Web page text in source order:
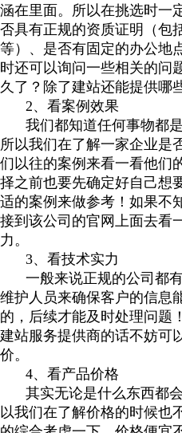
涵在里面。所以在挑选时一
否具有正规的资质证明（包
等）、是否有固定的办公地
时还可以询问一些相关的问
久了？除了建站还能提供哪
2、看案例效果
我们都知道任何事物都
所以我们在了解一家企业是
们以往的案例来看一看他们
择之前也要先确定好自己想
适的案例来做参考！如果不
接到该公司的官网上面去看
力。
3、看技术实力
一般来说正规的公司都
维护人员来确保客户的信息
的，后续才能及时处理问题
建站服务提供商的话不妨可
价。
4、看产品价格
其实无论是什么东西都
以我们在了解价格的时候也